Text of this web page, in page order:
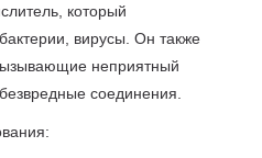
который
вирусы. Он также
неприятный
соединения.